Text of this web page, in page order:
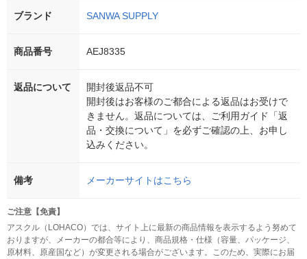
ブランド SANWA SUPPLY
商品番号 AEJ8335
返品について
開封後返品不可
開封後はお客様のご都合による返品はお受けで
きません。返品については、ご利用ガイド「返
品・交換について」を必ずご確認の上、お申し
込みください。
備考 メーカーサイトはこちら
ご注意【免責】
アスクル（LOHACO）では、サイト上に最新の商品情報を表示するよう努めて
おりますが、メーカーの都合等により、商品規格・仕様（容量、パッケージ、
原材料、原産国など）が変更される場合がございます。このため、実際にお届